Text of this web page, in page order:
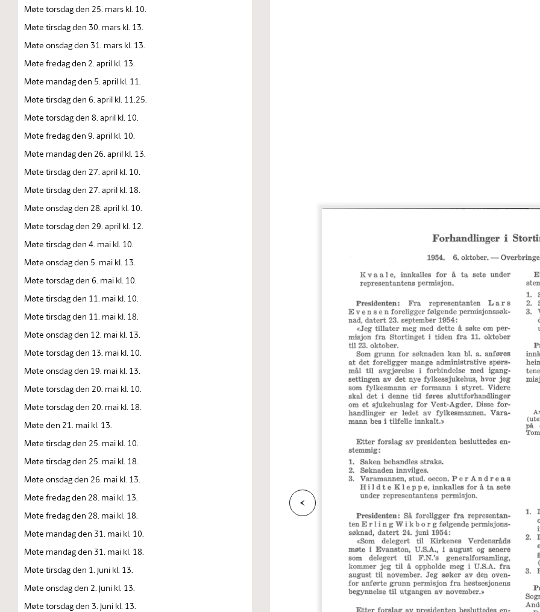
Møte torsdag den 25. mars kl. 10.
Møte tirsdag den 30. mars kl. 13.
Møte onsdag den 31. mars kl. 13.
Møte fredag den 2. april kl. 13.
Møte mandag den 5. april kl. 11.
Møte tirsdag den 6. april kl. 11.25.
Møte torsdag den 8. april kl. 10.
Møte fredag den 9. april kl. 10.
Møte mandag den 26. april kl. 13.
Møte tirsdag den 27. april kl. 10.
Møte tirsdag den 27. april kl. 18.
Møte onsdag den 28. april kl. 10.
Møte torsdag den 29. april kl. 12.
Møte tirsdag den 4. mai kl. 10.
Møte onsdag den 5. mai kl. 13.
Møte torsdag den 6. mai kl. 10.
Møte tirsdag den 11. mai kl. 10.
Møte tirsdag den 11. mai kl. 18.
Møte onsdag den 12. mai kl. 13.
Møte torsdag den 13. mai kl. 10.
Møte onsdag den 19. mai kl. 13.
Møte torsdag den 20. mai kl. 10.
Møte torsdag den 20. mai kl. 18.
Møte den 21. mai kl. 13.
Møte tirsdag den 25. mai kl. 10.
Møte tirsdag den 25. mai kl. 18.
Møte onsdag den 26. mai kl. 13.
Møte fredag den 28. mai kl. 13.
Møte fredag den 28. mai kl. 18.
Møte mandag den 31. mai kl. 10.
Møte mandag den 31. mai kl. 18.
Møte tirsdag den 1. juni kl. 13.
Møte onsdag den 2. juni kl. 13.
Møte torsdag den 3. juni kl. 13.
F
o
rr
i
g
e
s
i
de